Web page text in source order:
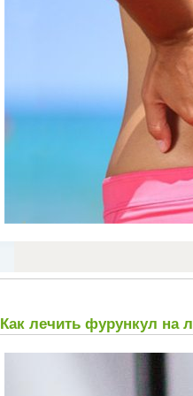
Как лечить фурункул на